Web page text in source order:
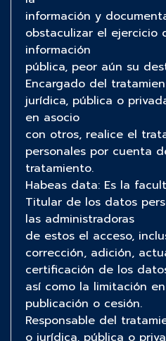
información y
obstaculizar el ejercicio
información
pública, peor aún su
Encargado del
jurídica, pública o
en asocio
con otros, realice el
personales por cuenta
tratamiento.
Habeas data: Es la
Titular de los datos
las administradoras
de estos el acceso,
corrección, adición,
certificación de los
así como la limitación
publicación o cesión.
Responsable del
o jurídica, pública o